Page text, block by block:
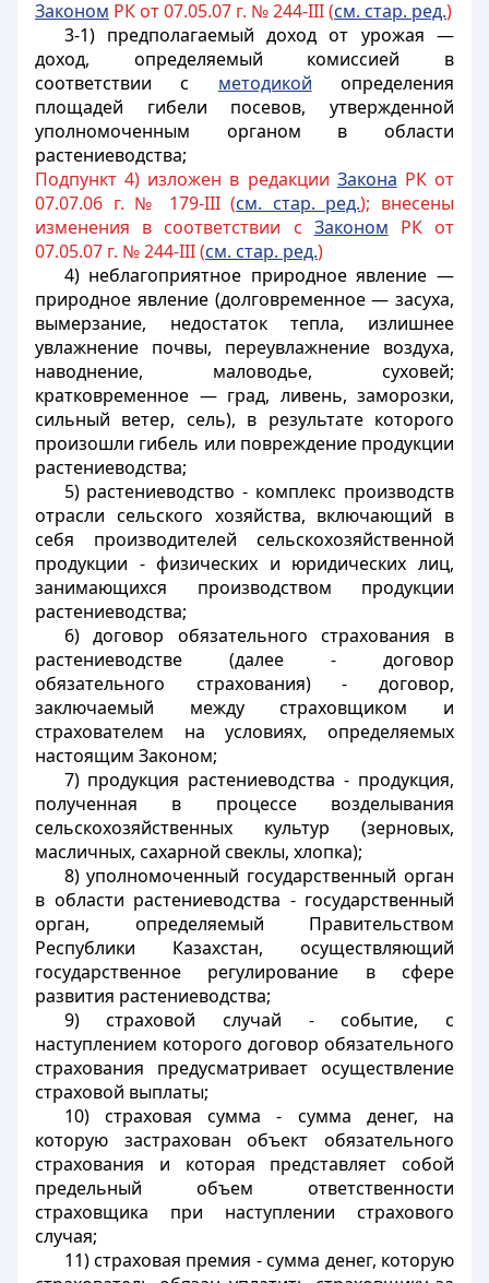
Законом РК от 07.05.07 г. № 244-III (см. стар. ред.)
3-1) предполагаемый доход от урожая —
доход, определяемый комиссией в
соответствии с методикой определения
площадей гибели посевов, утвержденной
уполномоченным органом в области
растениеводства;
Подпункт 4) изложен в редакции Закона РК от
07.07.06 г. № 179-III (см. стар. ред.); внесены
изменения в соответствии с Законом РК от
07.05.07 г. № 244-III (см. стар. ред.)
4) неблагоприятное природное явление —
природное явление (долговременное — засуха,
вымерзание, недостаток тепла, излишнее
увлажнение почвы, переувлажнение воздуха,
наводнение, маловодье, суховей;
кратковременное — град, ливень, заморозки,
сильный ветер, сель), в результате которого
произошли гибель или повреждение продукции
растениеводства;
5) растениеводство - комплекс производств
отрасли сельского хозяйства, включающий в
себя производителей сельскохозяйственной
продукции - физических и юридических лиц,
занимающихся производством продукции
растениеводства;
6) договор обязательного страхования в
растениеводстве (далее - договор
обязательного страхования) - договор,
заключаемый между страховщиком и
страхователем на условиях, определяемых
настоящим Законом;
7) продукция растениеводства - продукция,
полученная в процессевозделывания
сельскохозяйственных культур (зерновых,
масличных, сахарной свеклы, хлопка);
8) уполномоченный государственный орган
в области растениеводства - государственный
орган, определяемый Правительством
Республики Казахстан, осуществляющий
государственное регулирование в сфере
развития растениеводства;
9) страховой случай - событие, с
наступлением которого договор обязательного
страхования предусматривает осуществление
страховой выплаты;
10) страховая сумма - сумма денег, на
которую застрахован объект обязательного
страхования и которая представляет собой
предельный объем ответственности
страховщика при наступлении страхового
случая;
11) страховая премия - сумма денег, которую